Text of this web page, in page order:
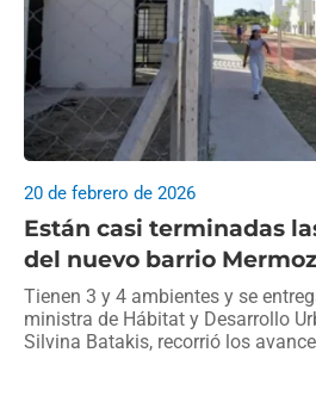
Están casi terminadas
del nuevo barrio
20 de febrero de 2026
Tienen 3 y 4 ambientes y se
ministra de Hábitat y Desarrollo
Silvina Batakis, recorrió los